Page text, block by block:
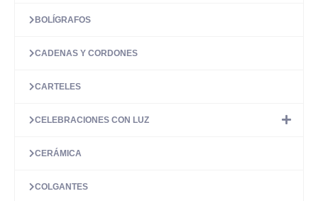
BOLÍGRAFOS
CADENAS Y CORDONES
CARTELES
CELEBRACIONES CON LUZ
CERÁMICA
COLGANTES